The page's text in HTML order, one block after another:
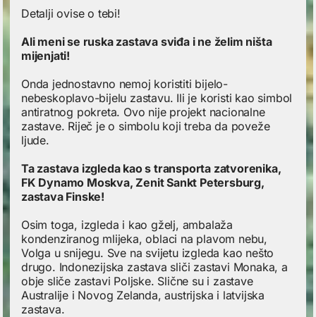
Detalji ovise o tebi!
Ali meni se ruska zastava sviđa i ne želim ništa
mijenjati!
Onda jednostavno nemoj koristiti bijelo-
nebeskoplavo-bijelu zastavu. Ili je koristi kao simbol
antiratnog pokreta. Ovo nije projekt nacionalne
zastave. Riječ je o simbolu koji treba da poveže
ljude.
Ta zastava izgleda kao s transporta zatvorenika,
FK Dynamo Moskva, Zenit Sankt Petersburg,
zastava Finske!
Osim toga, izgleda i kao gželj, ambalaža
kondenziranog mlijeka, oblaci na plavom nebu,
Volga u snijegu. Sve na svijetu izgleda kao nešto
drugo. Indonezijska zastava sliči zastavi Monaka, a
obje sliče zastavi Poljske. Slične su i zastave
Australije i Novog Zelanda, austrijska i latvijska
zastava.